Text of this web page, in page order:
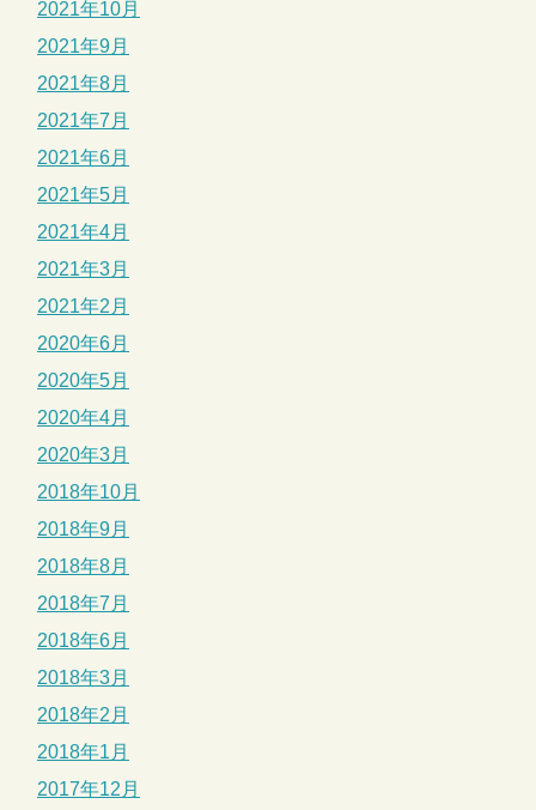
2021年10月
2021年9月
2021年8月
2021年7月
2021年6月
2021年5月
2021年4月
2021年3月
2021年2月
2020年6月
2020年5月
2020年4月
2020年3月
2018年10月
2018年9月
2018年8月
2018年7月
2018年6月
2018年3月
2018年2月
2018年1月
2017年12月